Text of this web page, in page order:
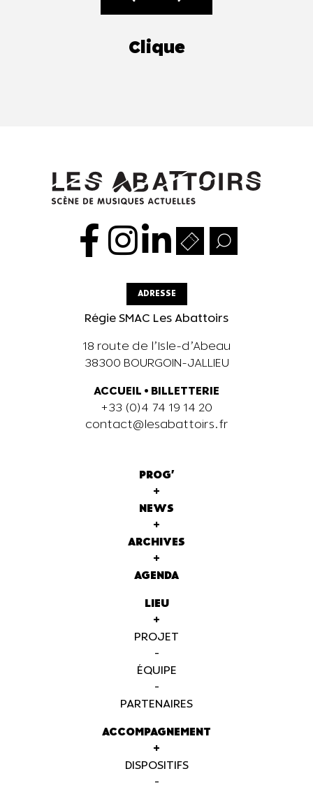
Clique
ADRESSE
Régie SMAC Les Abattoirs
18 route de l’Isle-d’Abeau
38300 BOURGOIN-JALLIEU
ACCUEIL • BILLETTERIE
+33 (0)4 74 19 14 20
contact@lesabattoirs.fr
PROG'
+
NEWS
+
ARCHIVES
+
AGENDA
LIEU
+
PROJET
-
ÉQUIPE
-
PARTENAIRES
ACCOMPAGNEMENT
+
DISPOSITIFS
-